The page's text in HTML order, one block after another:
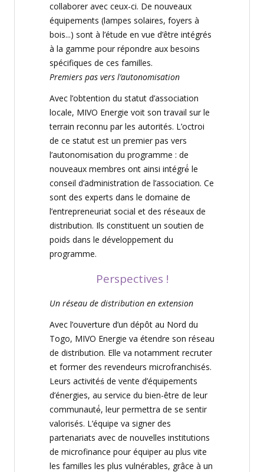
collaborer avec ceux-ci. De nouveaux
équipements (lampes solaires, foyers à
bois...) sont a ̀ l’étude en vue d’être intégrés
à la gamme pour répondre aux besoins
spécifiques de ces familles.
Premiers pas vers l’autonomisation
Avec l’obtention du statut d’association
locale, MIVO Energie voit son travail sur le
terrain reconnu par les autorités. L’octroi
de ce statut est un premier pas vers
l’autonomisation du programme : de
nouveaux membres ont ainsi intégré́ le
conseil d’administration de l’association. Ce
sont des experts dans le domaine de
l’entrepreneuriat social et des réseaux de
distribution. Ils constituent un soutien de
poids dans le développement du
programme.
Perspectives !
Un réseau de distribution en extension
Avec l’ouverture d’un dépôt au Nord du
Togo, MIVO Energie va étendre son réseau
de distribution. Elle va notamment recruter
et former des revendeurs microfranchisés.
Leurs activitéś de vente d’équipements
d’énergies, au service du bien-être de leur
communauté́, leur permettra de se sentir
valorisés. L’équipe va signer des
partenariats avec de nouvelles institutions
de microfinance pour équiper au plus vite
les familles les plus vulnérables, grâce à un